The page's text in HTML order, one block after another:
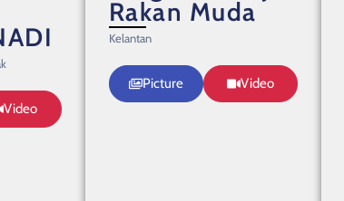
Video
Rakan Muda
Kelantan
Picture Video